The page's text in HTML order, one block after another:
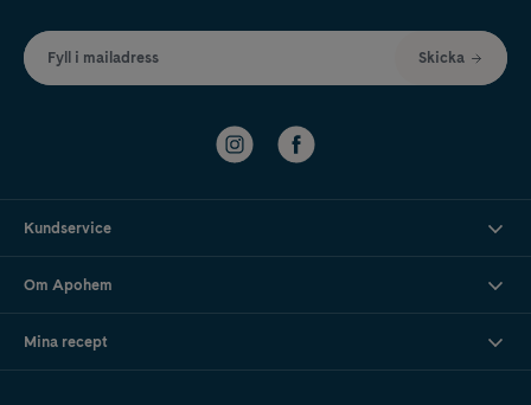
Fyll i mailadress Skicka
Kundservice
Om Apohem
Mina recept